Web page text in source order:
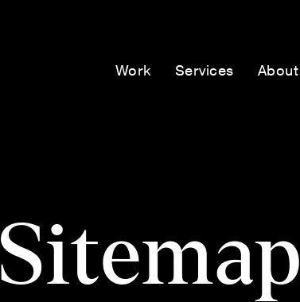
Work Services About
Sitemap